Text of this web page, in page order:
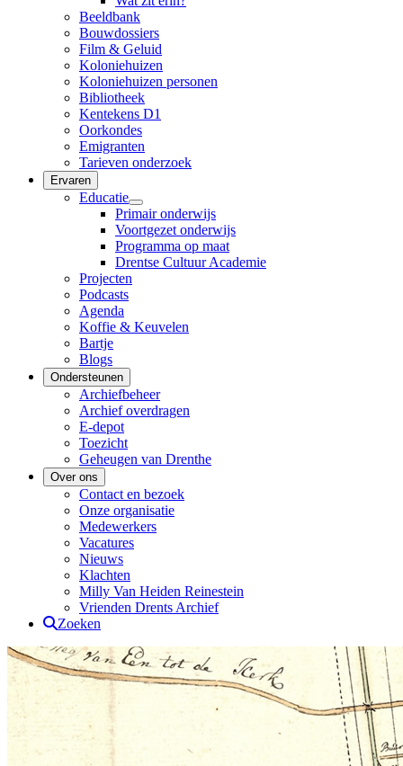
Beeldbank
Bouwdossiers
Film & Geluid
Koloniehuizen
Koloniehuizen personen
Bibliotheek
Kentekens D1
Oorkondes
Emigranten
Tarieven onderzoek
Ervaren
Educatie
Primair onderwijs
Voortgezet onderwijs
Programma op maat
Drentse Cultuur Academie
Projecten
Podcasts
Agenda
Koffie & Keuvelen
Bartje
Blogs
Ondersteunen
Archiefbeheer
Archief overdragen
E-depot
Toezicht
Geheugen van Drenthe
Over ons
Contact en bezoek
Onze organisatie
Medewerkers
Vacatures
Nieuws
Klachten
Milly Van Heiden Reinestein
Vrienden Drents Archief
Zoeken
Drents Archief